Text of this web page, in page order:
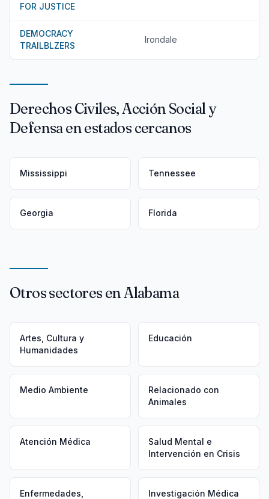
FOR JUSTICE
DEMOCRACY
TRAILBLZERS
Irondale
Derechos Civiles, Acción Social y
Defensa en estados cercanos
Mississippi Tennessee
Georgia Florida
Otros sectores en Alabama
Artes, Cultura y
Humanidades
Educación
Medio Ambiente
Relacionado con
Animales
Atención Médica
Salud Mental e
Intervención en Crisis
Enfermedades,
Investigación Médica